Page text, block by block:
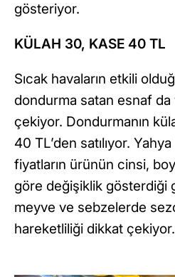
gösteriyor.
KÜLAH 30, KASE 40 TL
Sıcak havaların etkili
dondurma satan esnaf da
çekiyor. Dondurmanın
40 TL’den satılıyor.
fiyatların ürünün cinsi,
göre değişiklik gösterdiği
meyve ve sebzelerde
hareketliliği dikkat çekiyor.